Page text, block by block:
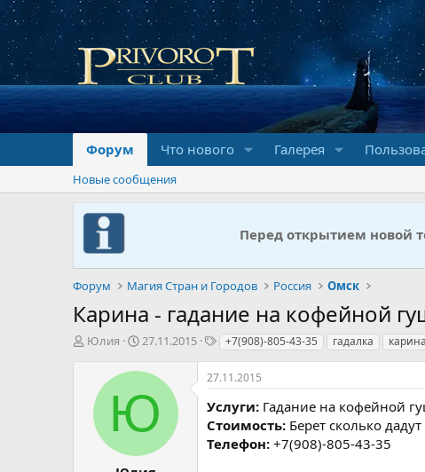
Форум Что нового Галерея
Новые сообщения
Перед открытием новой
Форум Магия Стран и Городов Россия Омск
Карина - гадание на кофейной
А
Юлия
Д
т
н
ч
а
л
27.11.2015
Т
г
и
+7(908)-805-43-35 гадалка карина
Ю
27.11.2015
Услуги: Гадание на кофейной
Стоимость: Берет сколько дадут
Телефон: +7(908)-805-43-35